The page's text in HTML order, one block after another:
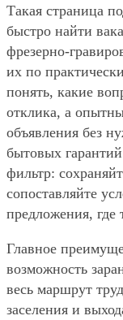
Такая страница
быстро найти
фрезерно-
их по
понять, какие
отклика, а
объявления без
бытовых
фильтр:
сопоставляйте
предложения, где
Главное
возможность
весь маршрут
заселения и